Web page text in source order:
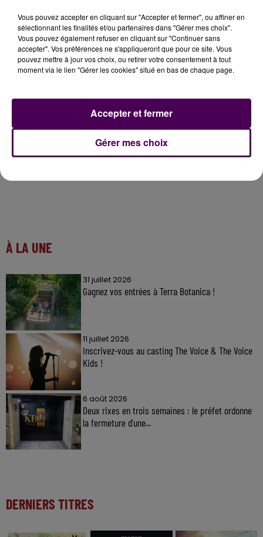
À LA UNE
31 juillet 2026
Gagnez vos entrées à Terra Botanica !
11 juillet 2026
Inscrivez-vous au casting The Voice & The Voice
Kids !
6 août 2026
Deux rixes en trois semaines : le préfet ordonne
la fermeture d'une...
DERNIERS TITRES
Vous pouvez accepter en cliquant sur "Accepter et fermer", ou affiner en
sélectionnant les finalités et/ou partenaires dans "Gérer mes choix".
Vous pouvez également refuser en cliquant sur "Continuer sans
accepter". Vos préférences ne s'appliqueront que pour ce site. Vous
pouvez mettre à jour vos choix, ou retirer votre consentement à tout
moment via le lien "Gérer les cookies" situé en bas de chaque page.
Gérer mes choix
Accepter et fermer